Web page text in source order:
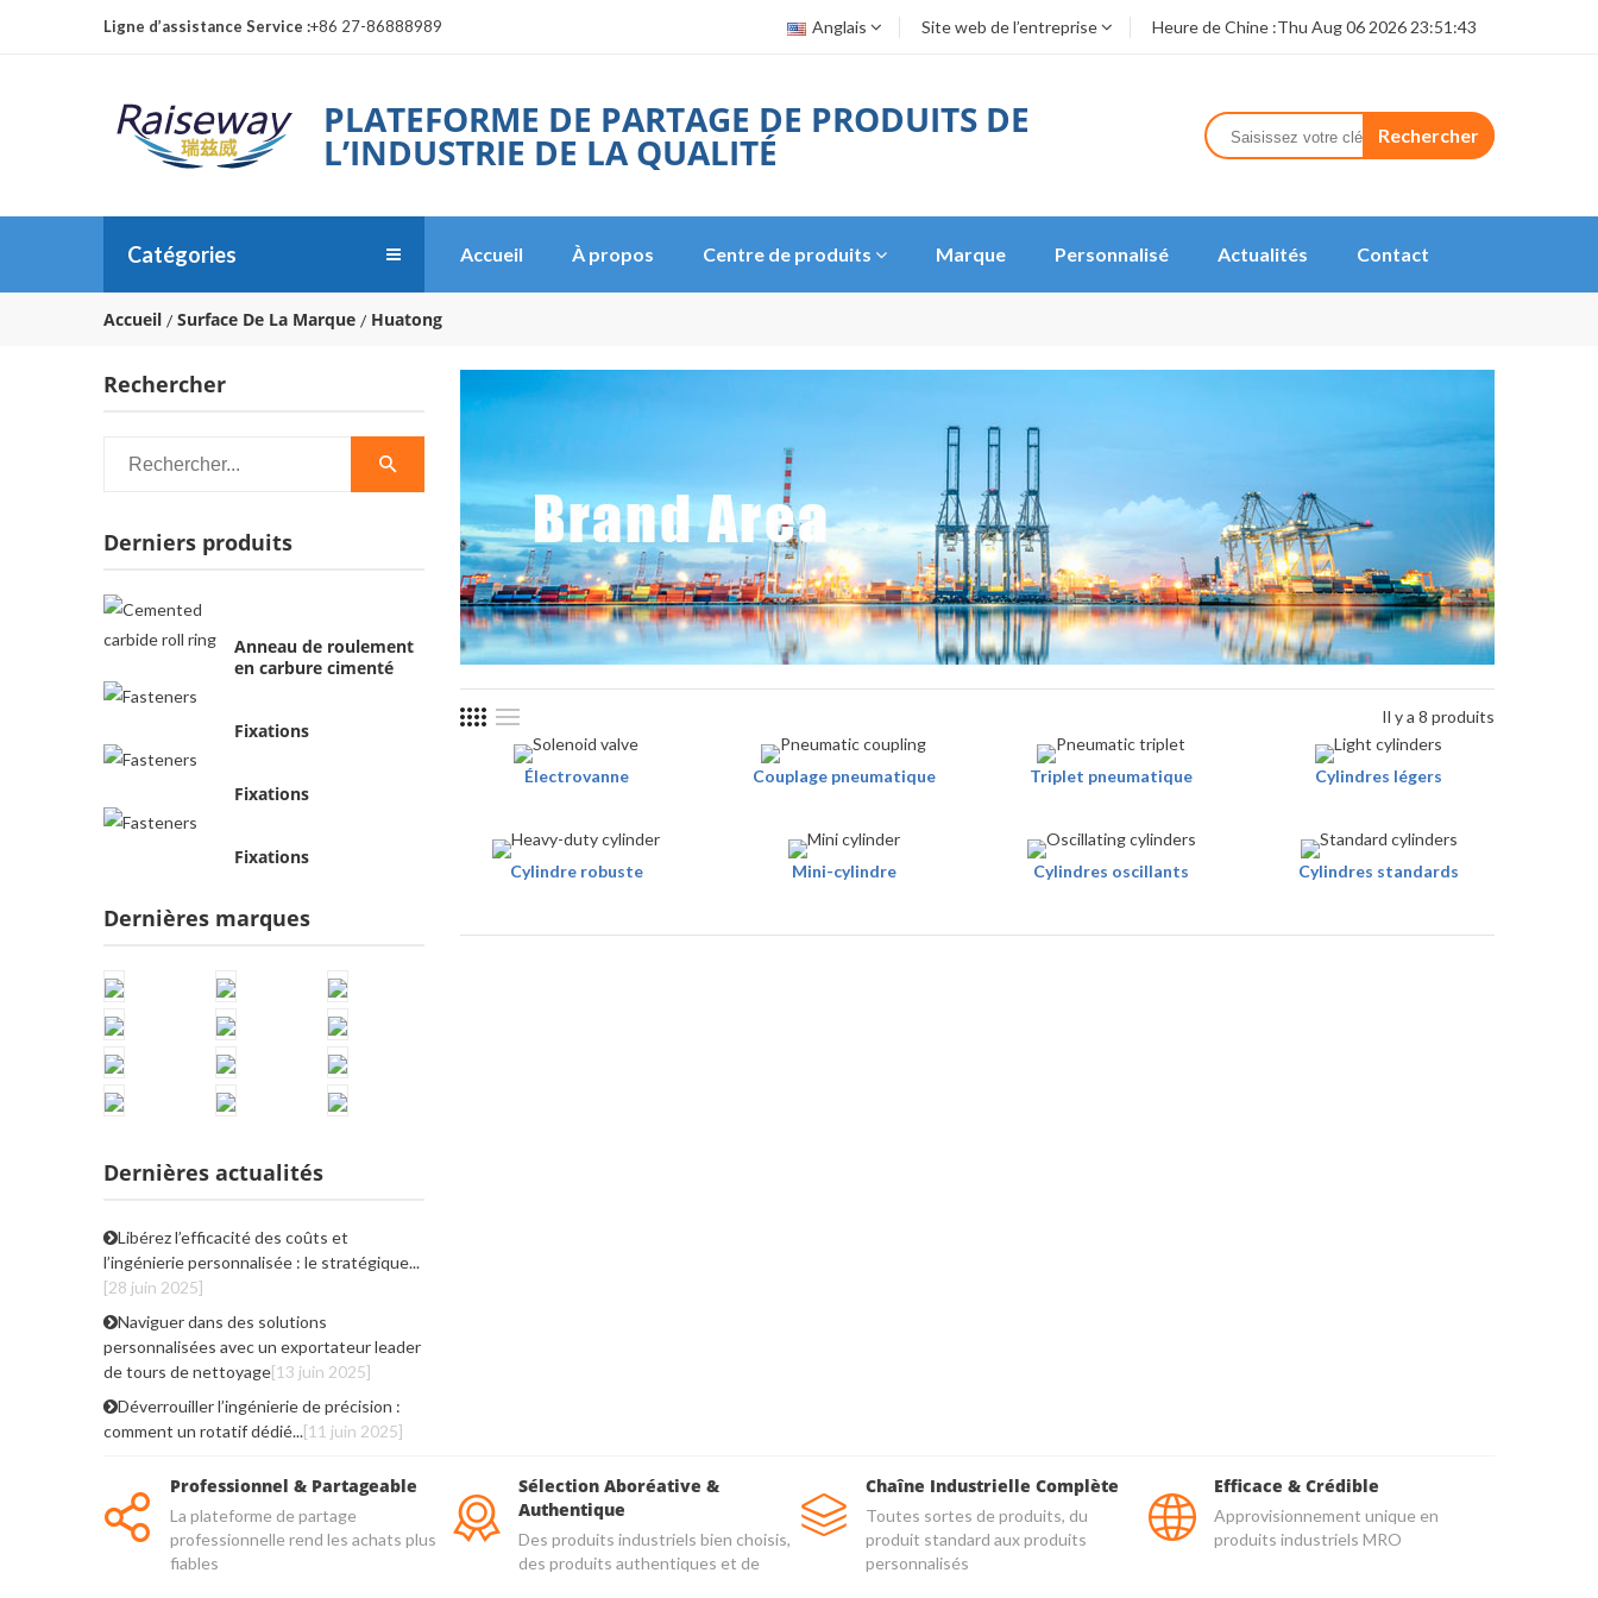
Ligne d’assistance Service :+86 27-86888989 Anglais Site web de l’entreprise Heure de Chine :Thu Aug 06 2026 23:51:43
PLATEFORME DE PARTAGE DE PRODUITS DE
L’INDUSTRIE DE LA QUALITÉ Rechercher
Catégories Accueil À propos Centre de produits Marque Personnalisé Actualités Contact
Accueil Surface De La Marque Huatong
Rechercher
Derniers produits
Anneau de roulement
en carbure cimenté
Fixations
Fixations
Fixations
Dernières marques
Dernières actualités
Libérez l’efficacité des coûts et
l’ingénierie personnalisée : le stratégique...
[28 juin 2025]
Naviguer dans des solutions
personnalisées avec un exportateur leader
de tours de nettoyage[13 juin 2025]
Déverrouiller l’ingénierie de précision :
comment un rotatif dédié...[11 juin 2025]
Il y a 8 produits
Électrovanne Couplage pneumatique Triplet pneumatique Cylindres légers
Cylindre robuste Mini-cylindre Cylindres oscillants Cylindres standards
Professionnel & Partageable
La plateforme de partage
professionnelle rend les achats plus
fiables
Sélection Aboréative &
Authentique
Des produits industriels bien choisis,
des produits authentiques et de
Chaîne Industrielle Complète
Toutes sortes de produits, du
produit standard aux produits
personnalisés
Efficace & Crédible
Approvisionnement unique en
produits industriels MRO